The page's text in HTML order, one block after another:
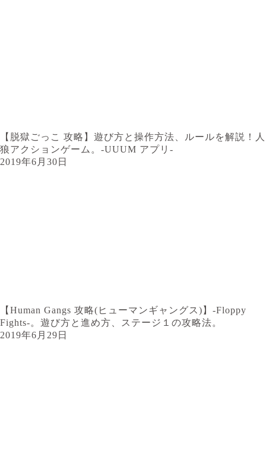
【脱獄ごっこ 攻略】遊び方と操作方法、ルールを解説！人
狼アクションゲーム。-UUUM アプリ-
2019年6月30日
【Human Gangs 攻略(ヒューマンギャングス)】-Floppy
Fights-。遊び方と進め方、ステージ１の攻略法。
2019年6月29日